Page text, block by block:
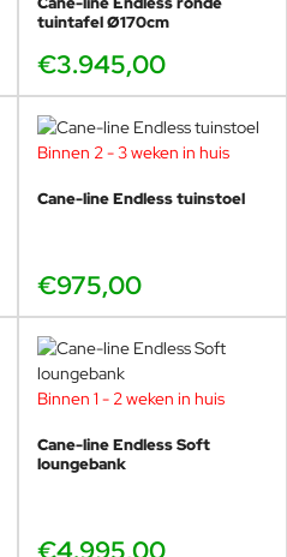
tuintafel Ø170cm
€3.945,00
Binnen 2 - 3 weken in huis
Cane-line Endless tuinstoel
€975,00
Binnen 1 - 2 weken in huis
Cane-line Endless Soft
loungebank